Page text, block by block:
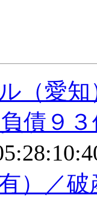
ル（愛
債９
）／